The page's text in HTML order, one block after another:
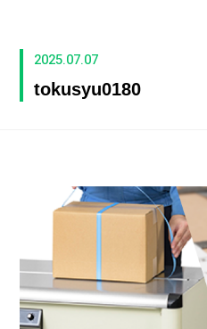
2025.07.07
tokusyu0180